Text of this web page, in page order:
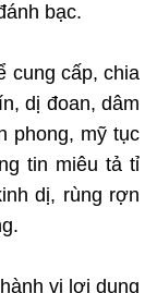
bạc.
cung cấp, chia
dị đoan, dâm
phong, mỹ tục
tin miêu tả tỉ
dị, rùng rợn
vi lợi dụng